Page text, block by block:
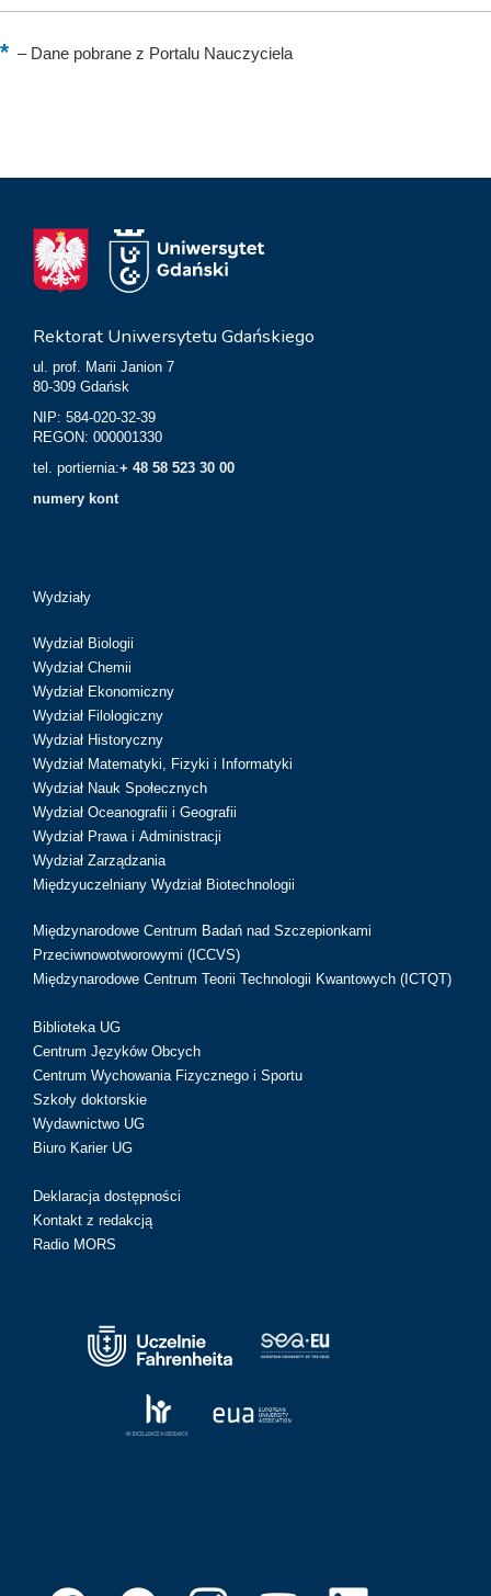
–Dane pobrane z Portalu Nauczyciela
Rektorat Uniwersytetu Gdańskiego
ul. prof. Marii Janion 7
80-309 Gdańsk
NIP: 584-020-32-39
REGON: 000001330
tel. portiernia:+ 48 58 523 30 00
numery kont
Wydziały
Wydział Biologii
Wydział Chemii
Wydział Ekonomiczny
Wydział Filologiczny
Wydział Historyczny
Wydział Matematyki, Fizyki i Informatyki
Wydział Nauk Społecznych
Wydział Oceanografii i Geografii
Wydział Prawa i Administracji
Wydział Zarządzania
Międzyuczelniany Wydział Biotechnologii
Międzynarodowe Centrum Badań nad Szczepionkami
Przeciwnowotworowymi (ICCVS)
Międzynarodowe Centrum Teorii Technologii Kwantowych (ICTQT)
Biblioteka UG
Centrum Języków Obcych
Centrum Wychowania Fizycznego i Sportu
Szkoły doktorskie
Wydawnictwo UG
Biuro Karier UG
Deklaracja dostępności
Kontakt z redakcją
Radio MORS